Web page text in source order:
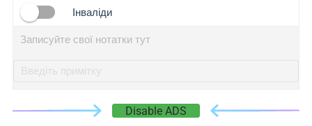
Інваліди
Записуйте свої нотатки тут
Disable ADS